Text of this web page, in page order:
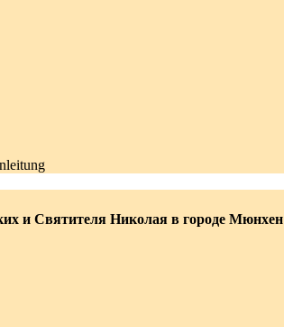
и Святителя Николая в городе Мюнхен